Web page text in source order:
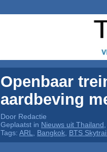
Openbaar
aardbeving
Door Redactie
Geplaatst in Nieuws uit Thailand
Tags: ARL Bangkok BTS